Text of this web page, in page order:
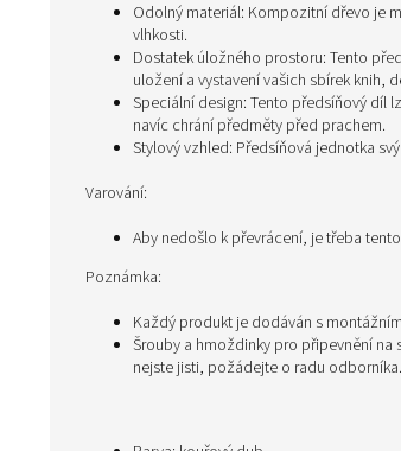
Odolný materiál: Kompozitní dřevo je
vlhkosti.
Dostatek úložného prostoru: Tento
uložení a vystavení vašich sbírek knih,
Speciální design: Tento předsíňový díl
navíc chrání předměty před prachem.
Stylový vzhled: Předsíňová jednotka
Varování:
Aby nedošlo k převrácení, je třeba
Poznámka:
Každý produkt je dodáván s
Šrouby a hmoždinky pro připevnění na
nejste jisti, požádejte o radu